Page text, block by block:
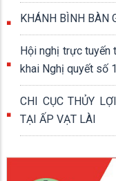
KHÁNH BÌNH BÀN
Hội nghị trực tuyến
khai Nghị quyết số
CHI CỤC THỦY
TẠI ẤP VẠT LÀI